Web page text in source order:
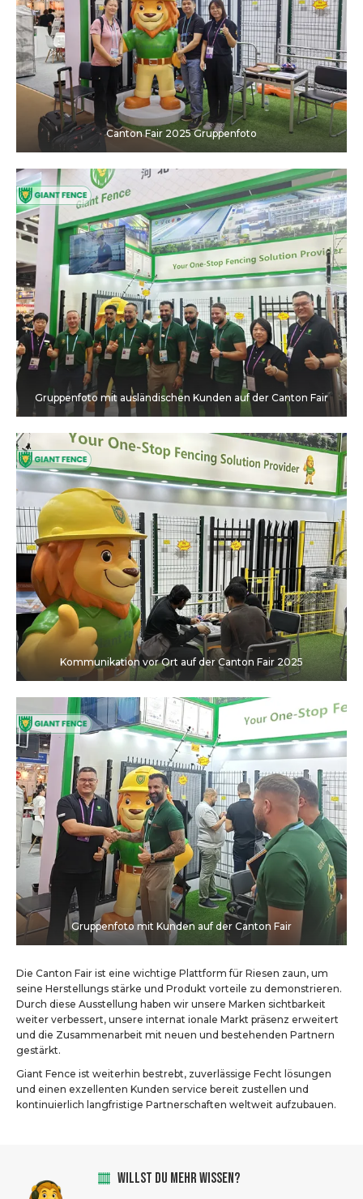
Canton Fair 2025 Gruppenfoto
Gruppenfoto mit ausländischen Kunden auf der Canton Fair
Kommunikation vor Ort auf der Canton Fair 2025
Gruppenfoto mit Kunden auf der Canton Fair
Die Canton Fair ist eine wichtige Plattform für Riesen zaun, um
seine Herstellungs stärke und Produkt vorteile zu demonstrieren.
Durch diese Ausstellung haben wir unsere Marken sichtbarkeit
weiter verbessert, unsere internat ionale Markt präsenz erweitert
und die Zusammenarbeit mit neuen und bestehenden Partnern
gestärkt.
Giant Fence ist weiterhin bestrebt, zuverlässige Fecht lösungen
und einen exzellenten Kunden service bereit zustellen und
kontinuierlich langfristige Partnerschaften weltweit aufzubauen.
WILLST DU MEHR WISSEN?